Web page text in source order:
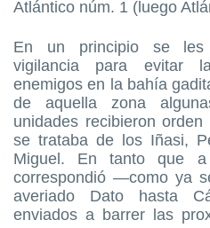
Atlántico núm. 1 (luego
En un principio se les
vigilancia para evitar
enemigos en la bahía
de aquella zona
unidades recibieron
se trataba de los Iñasi,
Miguel. En tanto que
correspondió —como ya
averiado Dato hasta
enviados a barrer las